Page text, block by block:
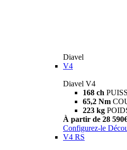
Diavel
V4
Diavel V4
168 ch
65,2 Nm
223 kg
À partir de 28
Configurez-le
V4 RS